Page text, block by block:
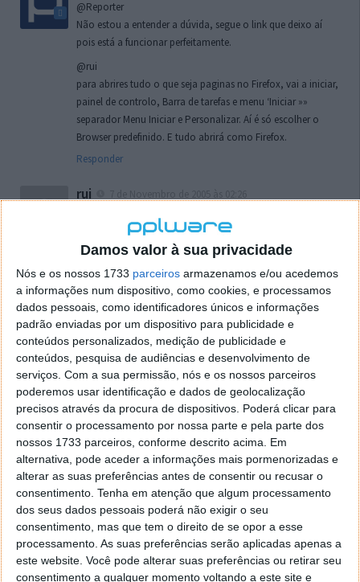
Damos valor à sua privacidade
Nós e os nossos 1733 parceiros armazenamos e/ou acedemos
a informações num dispositivo, como cookies, e processamos
dados pessoais, como identificadores únicos e informações
padrão enviadas por um dispositivo para publicidade e
conteúdos personalizados, medição de publicidade e
conteúdos, pesquisa de audiências e desenvolvimento de
serviços. Com a sua permissão, nós e os nossos parceiros
poderemos usar identificação e dados de geolocalização
precisos através da procura de dispositivos. Poderá clicar para
consentir o processamento por nossa parte e pela parte dos
nossos 1733 parceiros, conforme descrito acima. Em
alternativa, pode aceder a informações mais pormenorizadas e
alterar as suas preferências antes de consentir ou recusar o
consentimento. Tenha em atenção que algum processamento
dos seus dados pessoais poderá não exigir o seu
consentimento, mas que tem o direito de se opor a esse
processamento. As suas preferências serão aplicadas apenas a
este website. Você pode alterar suas preferências ou retirar seu
consentimento a qualquer momento voltando a este site e
@Reporter
Não estou a entender a dúvida, segue o link que deixo aí
pois está a funcionar perfeitamente.
@rui
para abrires tudo o que seja paginas no Firefox, vai a iniciar,
painel de controlo, Barra de tarefas e menu ‘Iniciar »»
separador Menu Iniciar e Personalizar. Aí é só escolher o
Browser predefinido. E tudo abrirá como Firefox.
Responder
rui
localizaçao referida n se encontra la nada k me permita por
o firefox como browser predefenido
Ja percorri o painel
tentei apagar o explorer na tentativa de forçar o uso do
firefox mas em vao. Kaso te lembres de outra dica fico
agradecido, caso contrario obrigado a mesma
Responder
Vítor M.
7 de Novembro de 2005 às 01:39
@Reporter
Desculpa mas o link funciona. Seja como for segue por mail
o MSn Messenger 8.
Responder
Vítor M.
@Rui
Tens de encontrar o que te falei. Faz da seguinte maneira,
janela iniciar e no topo dessa janela com o botão direito do
rato faz propriedades. Depois no separador Menu ‘Iniciar’
clica no botão ‘Personalizar’ aí encontrarás no separador